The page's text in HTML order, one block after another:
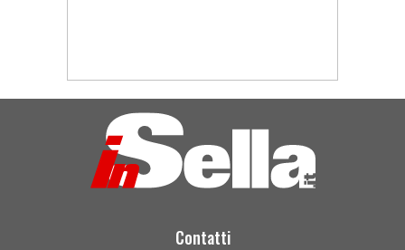
Contatti